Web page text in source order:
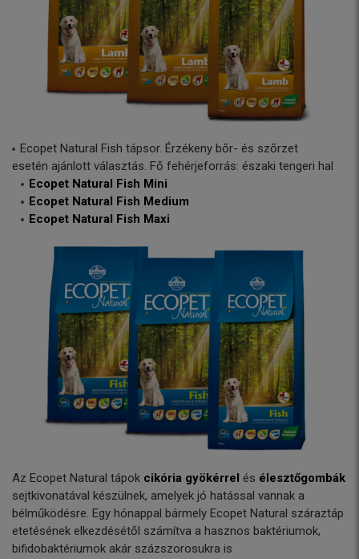
Ecopet Natural Fish tápsor. Érzékeny bőr- és szőrzet
esetén ajánlott választás. Fő fehérjeforrás: északi tengeri hal
Ecopet Natural Fish Mini
Ecopet Natural Fish Medium
Ecopet Natural Fish Maxi
Az Ecopet Natural tápok cikória gyökérrel és élesztőgombák
sejtkivonatával készülnek, amelyek jó hatással vannak a
bélműködésre. Egy hónappal bármely Ecopet Natural száraztáp
etetésének elkezdésétől számítva a hasznos baktériumok,
bifidobaktériumok akár százszorosukra is